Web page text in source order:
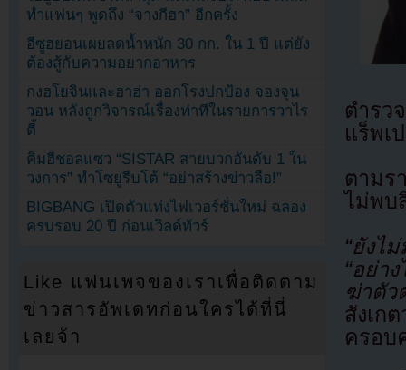
ตำรว
แร็พเ
ตามร
ไม่พบ
“ยังไ
“อย่า
ฆ่าตัว
สังเก
ครอบ
ทำแฟนๆ พูดถึง “จางกีฮา” อีกครั้ง
อีซูฮยอนเผยลดน้ำหนัก 30 กก. ใน 1 ปี แต่ยัง
ต้องสู้กับความอยากอาหาร
กงฮโยจินและฮาฮ่า ออกโรงปกป้อง จองจุน
วอน หลังถูกวิจารณ์เรื่องท่าทีในรายการวาไร
ตี้
คิมฮีชอลแซว “SISTAR สายบวกอันดับ 1 ใน
วงการ” ทำโซยูรีบโต้ “อย่าสร้างข่าวลือ!”
BIGBANG เปิดตัวแท่งไฟเวอร์ชั่นใหม่ ฉลอง
ครบรอบ 20 ปี ก่อนเวิลด์ทัวร์
Like แฟนเพจของเราเพื่อติดตาม
ข่าวสารอัพเดทก่อนใครได้ที่นี่
เลยจ้า